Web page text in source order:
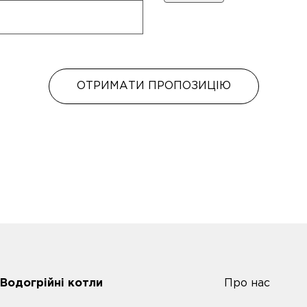
ОТРИМАТИ ПРОПОЗИЦІЮ
Водогрійні котли Про нас